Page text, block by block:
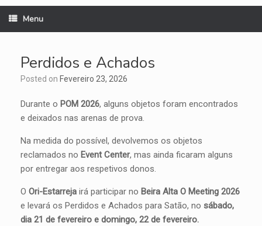
Menu
Perdidos e Achados
Posted on Fevereiro 23, 2026
Durante o POM 2026, alguns objetos foram encontrados
e deixados nas arenas de prova.
Na medida do possível, devolvemos os objetos
reclamados no Event Center, mas ainda ficaram alguns
por entregar aos respetivos donos.
O Ori-Estarreja irá participar no Beira Alta O Meeting 2026
e levará os Perdidos e Achados para Satão, no sábado,
dia 21 de fevereiro e domingo, 22 de fevereiro.